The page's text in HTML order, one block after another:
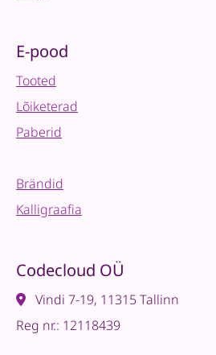
E-pood
Tooted
Lõiketerad
Paberid
Brändid
Kalligraafia
Codecloud OÜ
Vindi 7-19, 11315 Tallinn
Reg nr.: 12118439